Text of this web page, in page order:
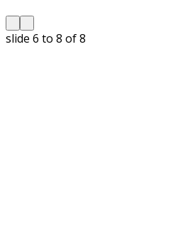
slide 7 to 9 of 8